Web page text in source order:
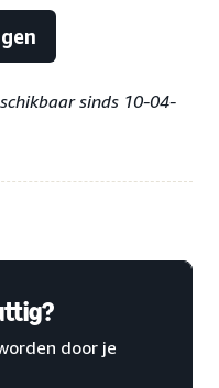
sinds 10-04-
door je